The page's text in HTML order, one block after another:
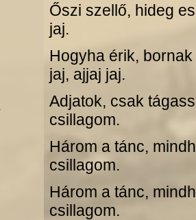
Őszi szellő, hideg
jaj.
Hogyha érik,
jaj, ajjaj jaj.
Adjatok, csak
csillagom.
Három a tánc,
csillagom.
Három a tánc,
csillagom.